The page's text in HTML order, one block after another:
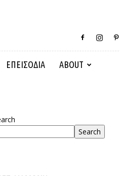
ΕΠΕΙΣΟΔΙΑ ABOUT
Search